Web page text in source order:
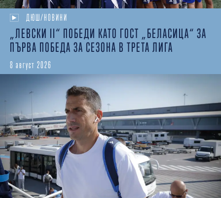
ДЮШ/НОВИНИ
„ЛЕВСКИ II“ ПОБЕДИ КАТО ГОСТ „БЕЛАСИЦА“ ЗА
ПЪРВА ПОБЕДА ЗА СЕЗОНА В ТРЕТА ЛИГА
8 август 2026